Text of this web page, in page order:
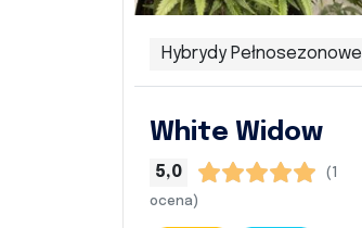
Hybrydy Pełnosezonowe
White Widow
5,0
(1
ocena)